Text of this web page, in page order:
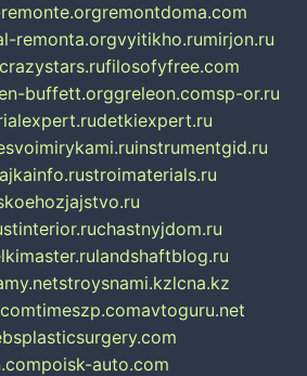
remontdoma.com
remonta.orgvyitikho.rumirjon.ru
filosofyfree.com
buffett.orggreleon.comsp-or.ru
detkiexpert.ru
instrumentgid.ru
stroimaterials.ru
chastnyjdom.ru
landshaftblog.ru
stroysnami.kzlcna.kz
timeszp.comavtoguru.net
poisk-auto.com